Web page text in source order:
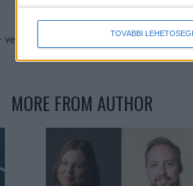
TOVÁBBI
az
MORE FROM AUTHOR